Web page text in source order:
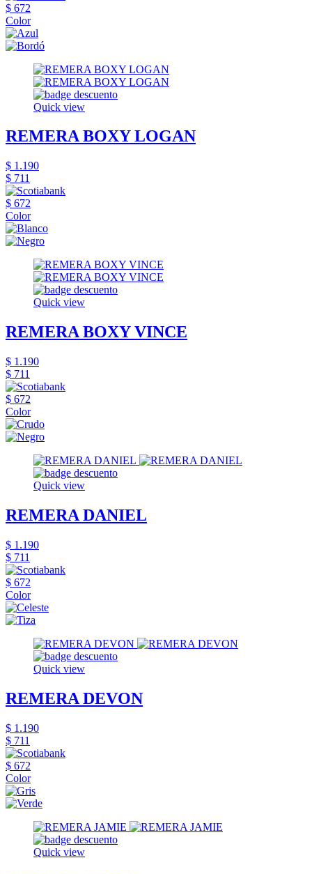
$ 672
Color
Quick view
REMERA BOXY LOGAN
$ 1.190
$ 711
$ 672
Color
Quick view
REMERA BOXY VINCE
$ 1.190
$ 711
$ 672
Color
Quick view
REMERA DANIEL
$ 1.190
$ 711
$ 672
Color
Quick view
REMERA DEVON
$ 1.190
$ 711
$ 672
Color
Quick view